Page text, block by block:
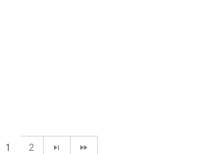
1 2